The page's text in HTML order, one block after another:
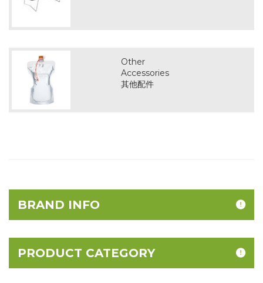
Other
Accessories
其他配件
BRAND INFO
PRODUCT CATEGORY